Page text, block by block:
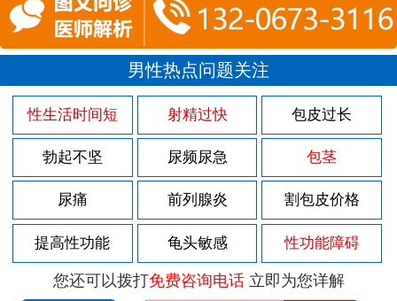
男性热点问题关注
性生活时间短 射精过快 包皮过长
勃起不坚 尿频尿急 包茎
尿痛 前列腺炎 割包皮价格
提高性功能 龟头敏感 性功能障碍
您还可以拨打免费咨询电话立即为您详解